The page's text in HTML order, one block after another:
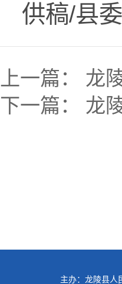
供稿/县
上一篇： 龙
下一篇： 龙